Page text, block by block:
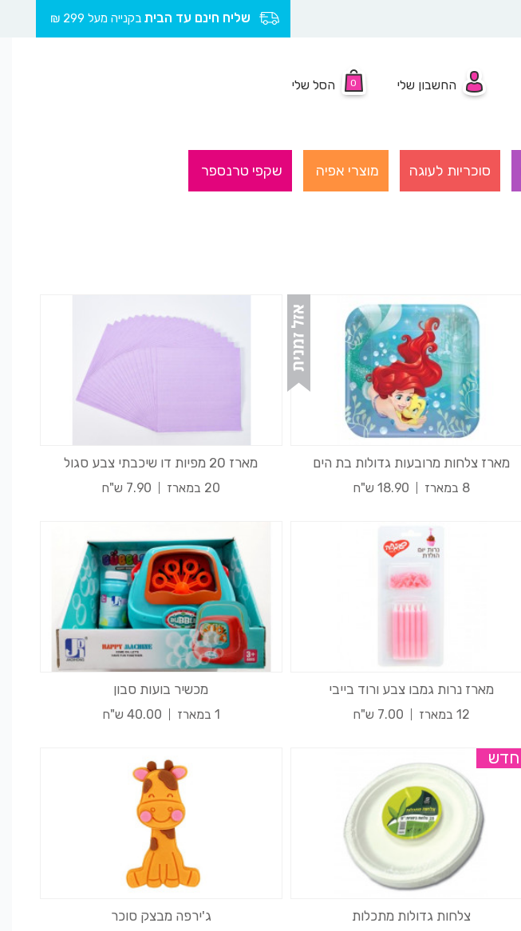
שליח חינם עד הבית בקנייה מעל 299 ₪
החשבון שלי 0 הסל שלי
סוכריות לעוגה מוצרי אפיה שקפי טרנספר
מארז צלחות מרובעות גדולות בת הים
8 במארז 18.90 ש"ח
מארז 20 מפיות דו שיכבתי צבע סגול
20 במארז 7.90 ש"ח
מארז נרות גמבו צבע ורוד בייבי
12 במארז 7.00 ש"ח
מכשיר בועות סבון
1 במארז 40.00 ש"ח
חדש
צלחות גדולות מתכלות ג'ירפה מבצק סוכר